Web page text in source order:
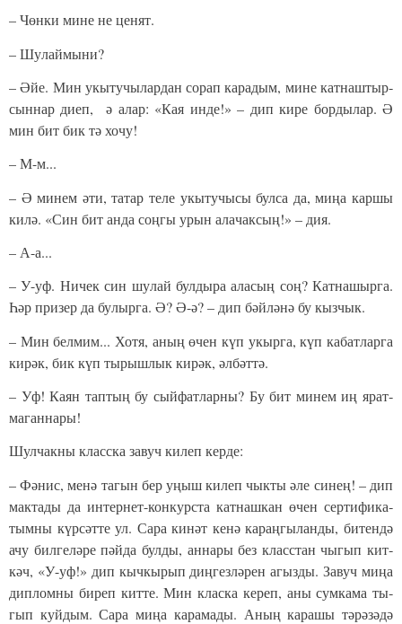
– Чөн­ки ми­не не це­нят.
– Шу­лай­мы­ни?
– Әйе. Мин укы­ту­чы­лар­дан со­рап ка­ра­дым, ми­не кат­наш­тыр­
сын­нар ди­еп, ә алар: «Кая ин­де!» – дип ки­ре бор­ды­лар. Ә
мин бит бик тә хо­чу!
– М-м...
– Ә ми­нем әти, та­тар те­ле укы­ту­чы­сы бул­са да, ми­ңа кар­шы
ки­лә. «Син бит ан­да соң­гы урын ала­чак­сың!» – дия.
– А-а...
– У-уф. Ни­чек син шу­лай бул­ды­ра ала­сың соң? Кат­на­шыр­га.
Һәр при­зер да бу­лыр­га. Ә? Ә-ә? – дип бәй­лә­нә бу кыз­чык.
– Мин бел­мим... Хо­тя, аның өчен күп укыр­га, күп ка­бат­лар­га
ки­рәк, бик күп ты­рыш­лык ки­рәк, әл­бәт­тә.
– Уф! Ка­ян тап­тың бу сый­фат­лар­ны? Бу бит ми­нем иң ярат­
ма­ган­на­ры!
Шул­чак­ны класс­ка за­вуч ки­леп кер­де:
– Фә­нис, ме­нә та­гын бер уңыш ки­леп чык­ты әле си­нең! – дип
мак­та­ды да ин­тер­нет-кон­курс­та кат­наш­кан өчен сер­ти­фи­ка­
тым­ны күр­сәт­те ул. Са­ра ки­нәт ке­нә ка­раң­гы­лан­ды, би­тен­дә
ачу бил­ге­лә­ре пәй­да бул­ды, ан­на­ры без класс­тан чы­гып кит­
кәч, «У-уф!» дип кыч­кы­рып диң­гез­лә­рен агыз­ды. За­вуч ми­ңа
дип­лом­ны би­реп кит­те. Мин клас­ка ке­реп, аны сум­ка­ма ты­
гып куй­дым. Са­ра ми­ңа ка­ра­ма­ды. Аның ка­ра­шы тә­рә­зә­дә